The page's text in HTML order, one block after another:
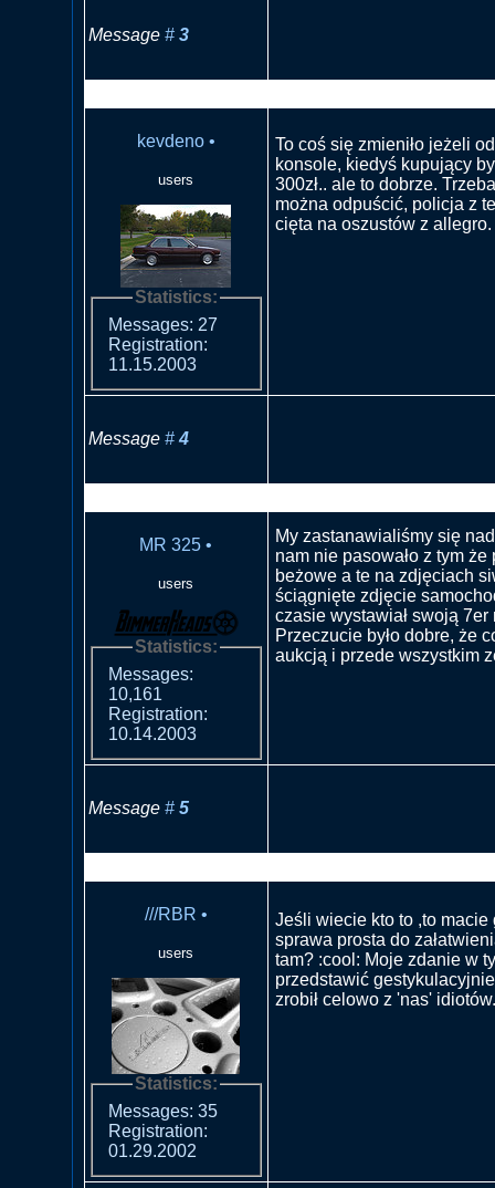
Message # 3
kevdeno •
users
Statistics:
Messages: 27
Registration:
11.15.2003
To coś się zmieniło jeżeli
konsole, kiedyś kupujący
300zł.. ale to dobrze.
można odpuścić, policja z
cięta na oszustów z allegro.
Message #4
MR 325 •
users
Statistics:
Messages:
10,161
Registration:
10.14.2003
My zastanawialiśmy się
nam nie pasowało z tym
beżowe a te na zdjęciach
ściągnięte zdjęcie
czasie wystawiał swoją 7er
Przeczucie było dobre, że
aukcją i przede wszystkim
Message # 5
///RBR •
users
Statistics:
Messages: 35
Registration:
01.29.2002
Jeśli wiecie kto to ,to macie
sprawa prosta do
tam? :cool: Moje zdanie w
przedstawić
zrobił celowo z 'nas'